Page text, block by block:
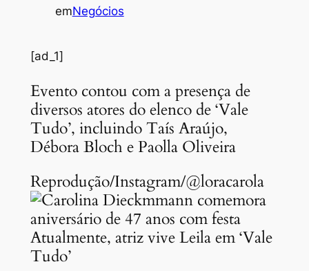
emNegócios
[ad_1]
Evento contou com a presença de
diversos atores do elenco de ‘Vale
Tudo’, incluindo Taís Araújo,
Débora Bloch e Paolla Oliveira
Reprodução/Instagram/@loracarola
Atualmente, atriz vive Leila em ‘Vale
Tudo’